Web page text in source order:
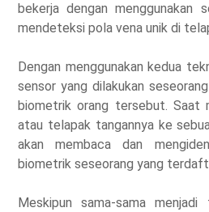
bekerja dengan menggunakan
mendeteksi pola vena unik di
Dengan menggunakan kedua
sensor yang dilakukan
biometrik orang tersebut. Saat
atau telapak tangannya ke
akan membaca dan
biometrik seseorang yang
Meskipun sama-sama